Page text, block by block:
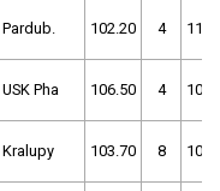
Pardub. 102.20 4
USK Pha 106.50 4
Kralupy 103.70 8